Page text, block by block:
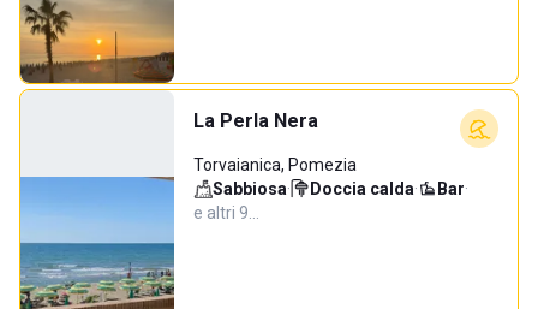
La Perla Nera
Torvaianica, Pomezia
Sabbiosa· Doccia calda· Bar·
e altri 9…